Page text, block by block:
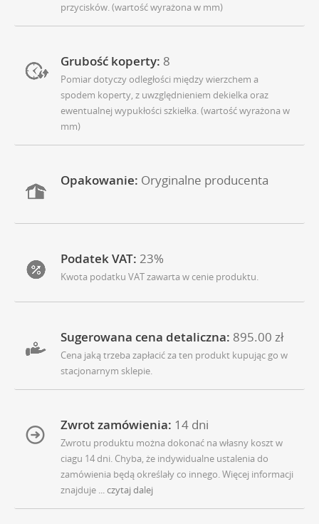
przycisków. (wartość wyrażona w mm)
Grubość koperty: 8
Pomiar dotyczy odległości między wierzchem a
spodem koperty, z uwzględnieniem dekielka oraz
ewentualnej wypukłości szkiełka. (wartość wyrażona w
mm)
Opakowanie: Oryginalne producenta
Podatek VAT: 23%
Kwota podatku VAT zawarta w cenie produktu.
Sugerowana cena detaliczna: 895.00 zł
Cena jaką trzeba zapłacić za ten produkt kupując go w
stacjonarnym sklepie.
Zwrot zamówienia: 14 dni
Zwrotu produktu można dokonać na własny koszt w
ciagu 14 dni. Chyba, że indywidualne ustalenia do
zamówienia będą określały co innego. Więcej informacji
znajduje ... czytaj dalej